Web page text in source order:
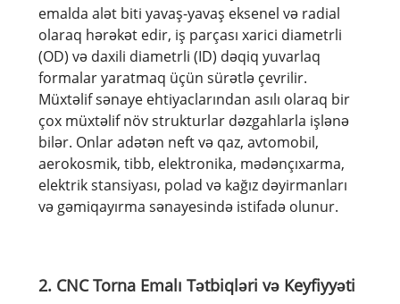
emalda alət biti yavaş-yavaş eksenel və radial
olaraq hərəkət edir, iş parçası xarici diametrli
(OD) və daxili diametrli (ID) dəqiq yuvarlaq
formalar yaratmaq üçün sürətlə çevrilir.
Müxtəlif sənaye ehtiyaclarından asılı olaraq bir
çox müxtəlif növ strukturlar dəzgahlarla işlənə
bilər. Onlar adətən neft və qaz, avtomobil,
aerokosmik, tibb, elektronika, mədənçıxarma,
elektrik stansiyası, polad və kağız dəyirmanları
və gəmiqayırma sənayesində istifadə olunur.
2. CNC Torna Emalı Tətbiqləri və Keyfiyyəti